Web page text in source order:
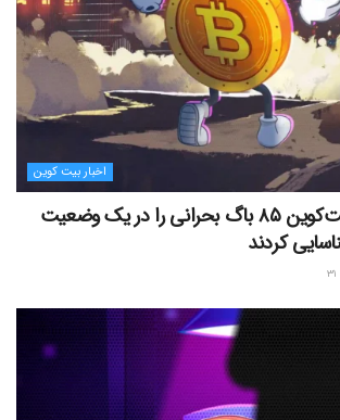
اخبار بیت کوین
توسعه‌دهندگان بیت‌کوین ۸۵ باگ بحرانی را در یک وضعیت
کردند